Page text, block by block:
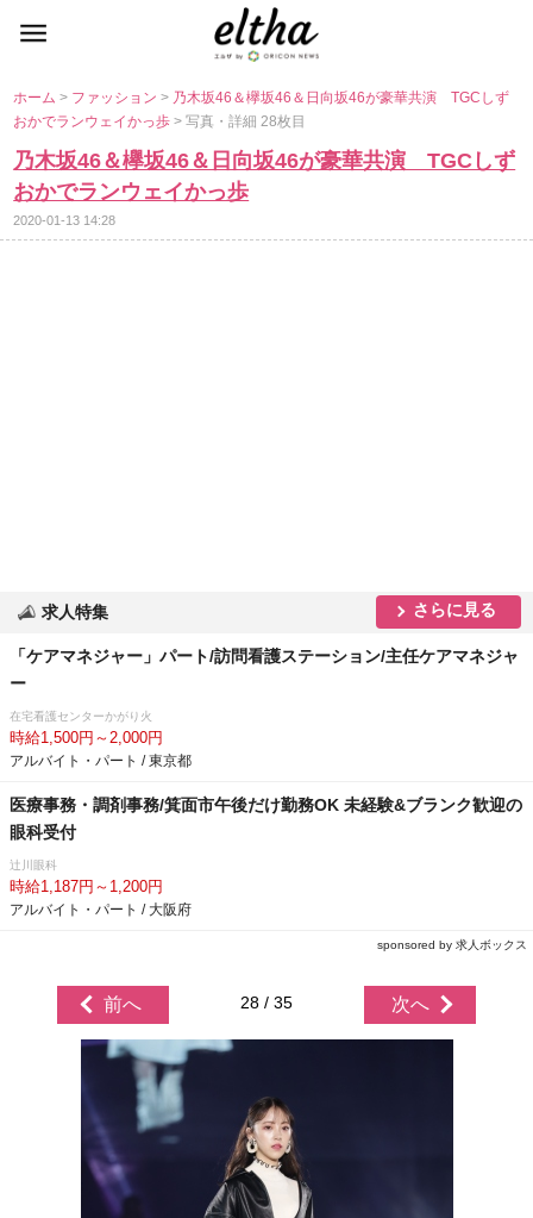
ホーム> ファッション> 乃木坂46＆欅坂46＆日向坂46が豪華共演 TGCしず
おかでランウェイかっ歩> 写真・詳細 28枚目
乃木坂46＆欅坂46＆日向坂46が豪華共演 TGCしず
おかでランウェイかっ歩
2020-01-13 14:28
求人特集 さらに見る
「ケアマネジャー」パート/訪問看護ステーション/主任ケアマネジャ
ー
在宅看護センターかがり火
時給1,500円～2,000円
アルバイト・パート / 東京都
医療事務・調剤事務/箕面市午後だけ勤務OK 未経験&ブランク歓迎の
眼科受付
辻川眼科
時給1,187円～1,200円
アルバイト・パート / 大阪府
sponsored by 求人ボックス
前へ 28 / 35 次へ